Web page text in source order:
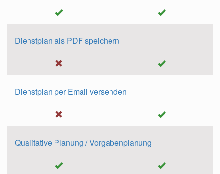
Dienstplan als PDF speichern
Dienstplan per Email versenden
Qualitative Planung / Vorgabenplanung